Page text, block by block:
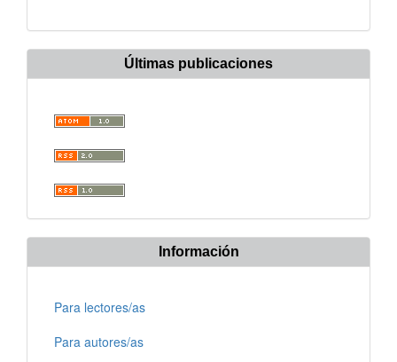
Últimas publicaciones
Información
Para lectores/as
Para autores/as